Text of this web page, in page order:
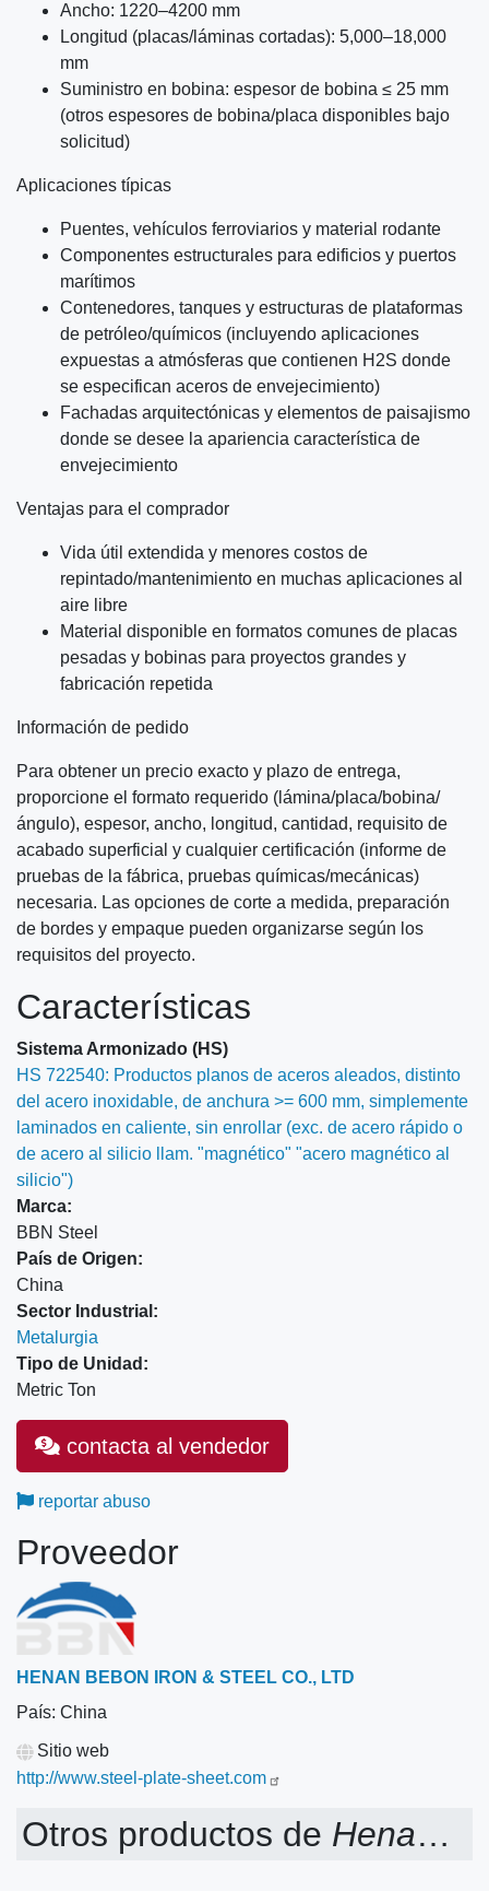
Ancho: 1220–4200 mm
Longitud (placas/láminas cortadas): 5,000–18,000
mm
Suministro en bobina: espesor de bobina ≤ 25 mm
(otros espesores de bobina/placa disponibles bajo
solicitud)
Aplicaciones típicas
Puentes, vehículos ferroviarios y material rodante
Componentes estructurales para edificios y puertos
marítimos
Contenedores, tanques y estructuras de plataformas
de petróleo/químicos (incluyendo aplicaciones
expuestas a atmósferas que contienen H2S donde
se especifican aceros de envejecimiento)
Fachadas arquitectónicas y elementos de paisajismo
donde se desee la apariencia característica de
envejecimiento
Ventajas para el comprador
Vida útil extendida y menores costos de
repintado/mantenimiento en muchas aplicaciones al
aire libre
Material disponible en formatos comunes de placas
pesadas y bobinas para proyectos grandes y
fabricación repetida
Información de pedido
Para obtener un precio exacto y plazo de entrega,
proporcione el formato requerido (lámina/placa/bobina/
ángulo), espesor, ancho, longitud, cantidad, requisito de
acabado superficial y cualquier certificación (informe de
pruebas de la fábrica, pruebas químicas/mecánicas)
necesaria. Las opciones de corte a medida, preparación
de bordes y empaque pueden organizarse según los
requisitos del proyecto.
Características
Sistema Armonizado (HS)
HS 722540: Productos planos de aceros aleados, distinto
del acero inoxidable, de anchura >= 600 mm, simplemente
laminados en caliente, sin enrollar (exc. de acero rápido o
de acero al silicio llam. "magnético" "acero magnético al
silicio")
Marca:
BBN Steel
País de Origen:
China
Sector Industrial:
Metalurgia
Tipo de Unidad:
Metric Ton
contacta al vendedor
reportar abuso
Proveedor
HENAN BEBON IRON & STEEL CO., LTD
País: China
Sitio web
http://www.steel-plate-sheet.com
Otros productos de Henan BEBON Iron & Steel Co., Ltd